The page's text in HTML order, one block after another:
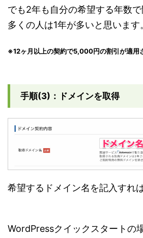
でも2年も自分の希望する年数で
多くの人は1年が多いと思います
※12ヶ月以上の契約で5,000円の割引が適用
手順(3)：ドメインを取得
希望するドメイン名を記入すれば
WordPressクイックスタートの場